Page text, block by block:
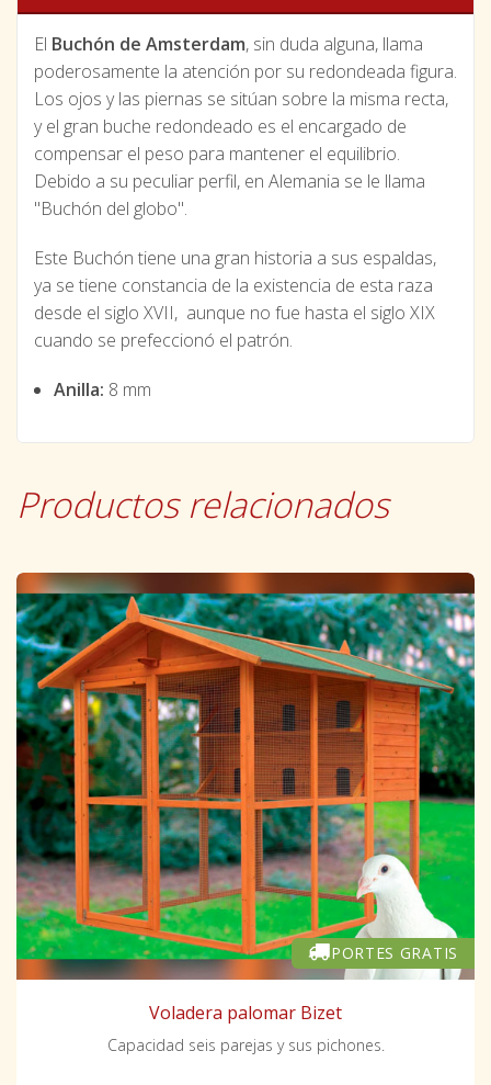
El Buchón de Amsterdam, sin duda alguna, llama
poderosamente la atención por su redondeada figura.
Los ojos y las piernas se sitúan sobre la misma recta,
y el gran buche redondeado es el encargado de
compensar el peso para mantener el equilibrio.
Debido a su peculiar perfil, en Alemania se le llama
"Buchón del globo".
Este Buchón tiene una gran historia a sus espaldas,
ya se tiene constancia de la existencia de esta raza
desde el siglo XVII, aunque no fue hasta el siglo XIX
cuando se prefeccionó el patrón.
Anilla: 8 mm
Productos relacionados
PORTES GRATIS
Voladera palomar Bizet
Capacidad seis parejas y sus pichones.